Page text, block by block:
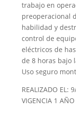
trabajo en
preoperacional
habilidad y
control de
eléctricos de
de 8 horas bajo
Uso seguro
REALIZADO EL:
VIGENCIA 1 AÑO